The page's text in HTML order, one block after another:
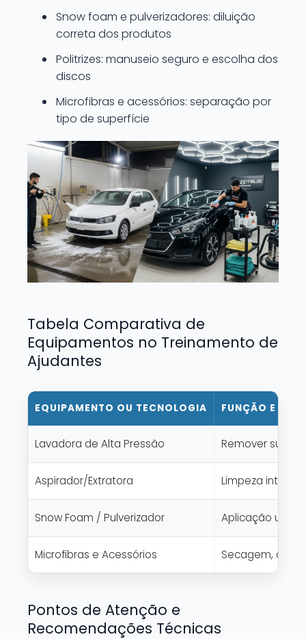
Snow foam e pulverizadores: diluição
correta dos produtos
Politrizes: manuseio seguro e escolha dos
discos
Microfibras e acessórios: separação por
tipo de superfície
Tabela Comparativa de
Equipamentos no Treinamento de
Ajudantes
EQUIPAMENTO OU TECNOLOGIA FUNÇÃO E
Lavadora de Alta Pressão Remover
Aspirador/Extratora Limpeza
Snow Foam / Pulverizador Aplicação
Microfibras e Acessórios Secagem,
Pontos de Atenção e
Recomendações Técnicas